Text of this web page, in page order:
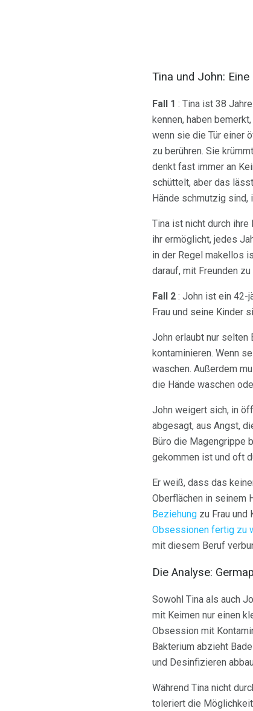
Tina und John:
Fall 1 : Tina ist 38
kennen, haben
wenn sie die Tür einer
zu berühren. Sie
denkt fast immer an
schüttelt, aber das
Hände schmutzig
Tina ist nicht durch
ihr ermöglicht, jedes
in der Regel makellos
darauf, mit Freunden
Fall 2 : John ist ein 42-
Frau und seine Kinder
John erlaubt nur selten
kontaminieren. Wenn
waschen. Außerdem
die Hände waschen
John weigert sich, in
abgesagt, aus Angst,
Büro die Magengrippe
gekommen ist und oft
Er weiß, dass das
Oberflächen in seinem
Beziehung zu Frau und
Obsessionen fertig zu
mit diesem Beruf
Die Analyse:
Sowohl Tina als auch
mit Keimen nur einen
Obsession mit
Bakterium abzieht
und Desinfizieren
Während Tina nicht
toleriert die